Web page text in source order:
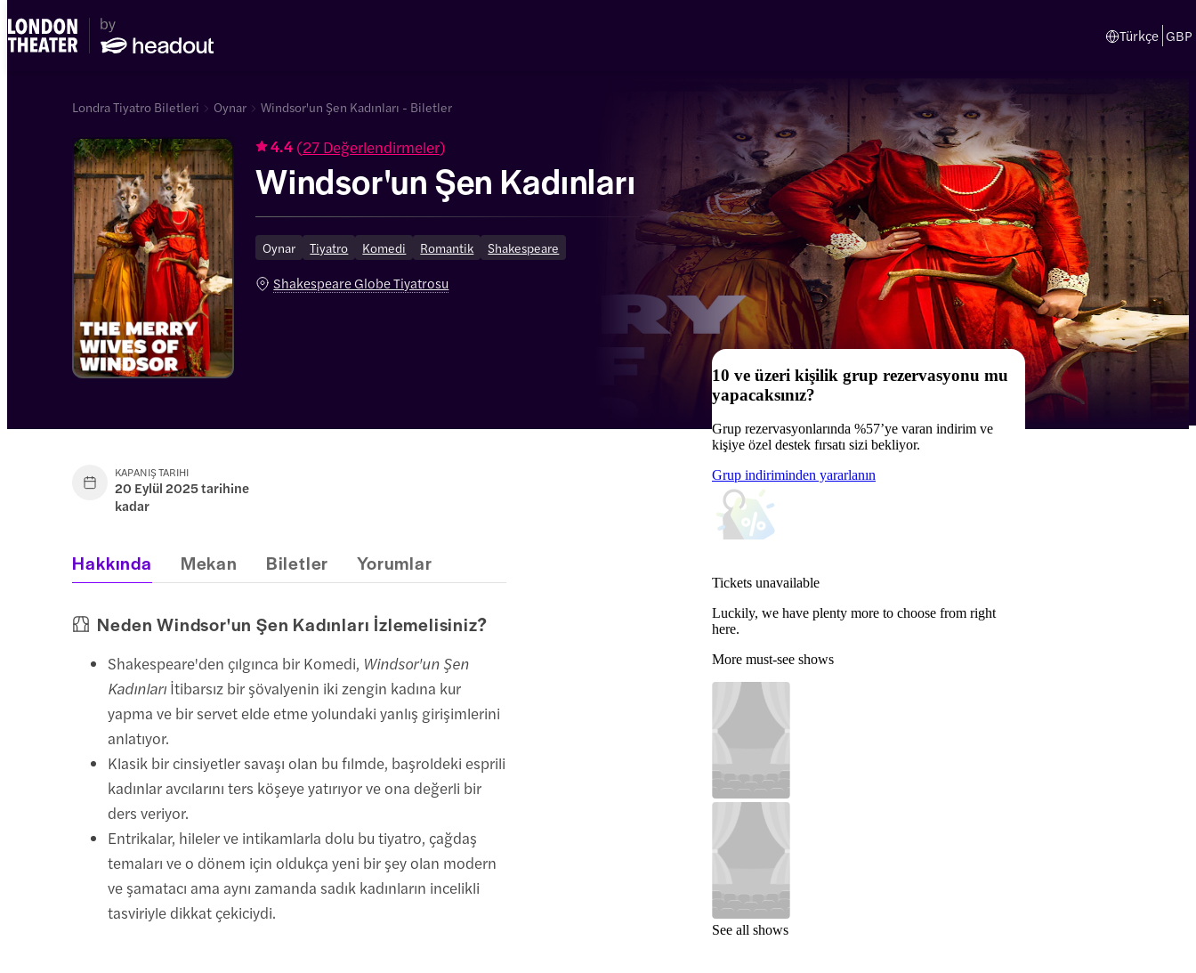
Türkçe GBP
Londra Tiyatro Biletleri Oynar Windsor'un Şen Kadınları - Biletler
4.4 (27 Değerlendirmeler)
Windsor'un Şen Kadınları
Oynar Tiyatro Komedi Romantik Shakespeare
Shakespeare Globe Tiyatrosu
KAPANIŞ TARIHI
20 Eylül 2025 tarihine
kadar
10 ve üzeri kişilik grup rezervasyonu mu
yapacaksınız?
Grup rezervasyonlarında %57’ye varan indirim ve
kişiye özel destek fırsatı sizi bekliyor.
Grup indiriminden yararlanın
Tickets unavailable
Luckily, we have plenty more to choose from right
here.
More must-see shows
See all shows
Hakkında Mekan Biletler Yorumlar
Neden Windsor'un Şen Kadınları İzlemelisiniz?
Shakespeare'den çılgınca bir Komedi, Windsor'un Şen
Kadınları İtibarsız bir şövalyenin iki zengin kadına kur
yapma ve bir servet elde etme yolundaki yanlış girişimlerini
anlatıyor.
Klasik bir cinsiyetler savaşı olan bu filmde, başroldeki esprili
kadınlar avcılarını ters köşeye yatırıyor ve ona değerli bir
ders veriyor.
Entrikalar, hileler ve intikamlarla dolu bu tiyatro, çağdaş
temaları ve o dönem için oldukça yeni bir şey olan modern
ve şamatacı ama aynı zamanda sadık kadınların incelikli
tasviriyle dikkat çekiciydi.